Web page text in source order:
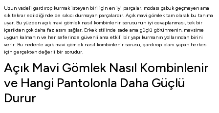
Uzun vadeli gardırop kurmak isteyen biri için en iyi parçalar, modası çabuk geçmeyen ama
sık tekrar edildiğinde de sıkıcı durmayan parçalardır. Açık mavi gömlek tam olarak bu tanıma
uyar. Bu yüzden açık mavi gömlek nasıl kombinlenir sorusunun iyi cevaplanması, tek bir
içerikten çok daha fazlasını sağlar. Erkek stilinde sade ama güçlü görünmenin, mevsime
uygun kalmanın ve her seferinde güvenli ama etkili bir yapı kurmanın yollarından birini
verir. Bu nedenle açık mavi gömlek nasıl kombinlenir sorusu, gardırop planı yapan herkes
için gerçekten değerli bir sorudur.
Açık Mavi Gömlek Nasıl Kombinlenir
ve Hangi Pantolonla Daha Güçlü
Durur